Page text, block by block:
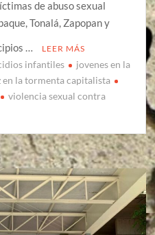
de abuso sexual
Tonalá, Zapopan y
…
LEER MÁS
infantiles
jovenes en la
en la tormenta capitalista
violencia sexual contra